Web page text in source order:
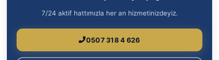
7/24 aktif hattımızla her an hizmetinizdeyiz.
0507 318 4 626